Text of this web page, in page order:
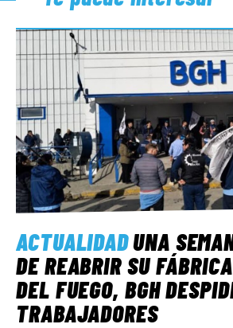
ACTUALIDADUNA
DE REABRIR SU
DEL FUEGO, BGH
TRABAJADORES